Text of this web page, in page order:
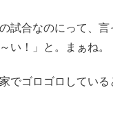
試合なのにって、言
い！」と。まぁね。
でゴロゴロしている